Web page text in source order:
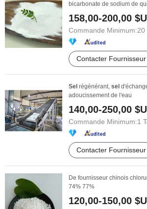
bicarbonate de sodium de
158,00-200,00
Commande Minimum:20
Contacter Fournisseur
Sel régénérant, sel
adoucissement de l'eau
140,00-250,00
Commande Minimum:1
Contacter Fournisseur
De fournisseur chinois
74% 77%
120,00-150,00